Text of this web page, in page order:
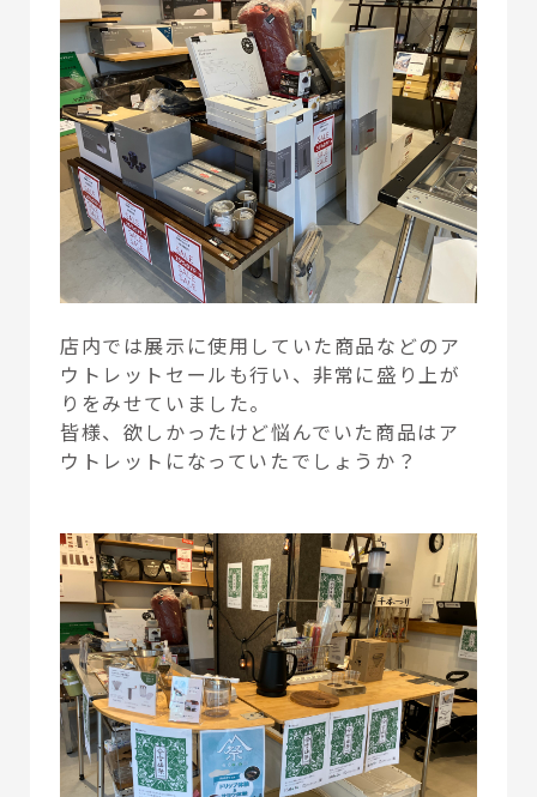
店内では展示に使用していた商品などのア
ウトレットセールも行い、非常に盛り上が
りをみせていました。
皆様、欲しかったけど悩んでいた商品はア
ウトレットになっていたでしょうか？